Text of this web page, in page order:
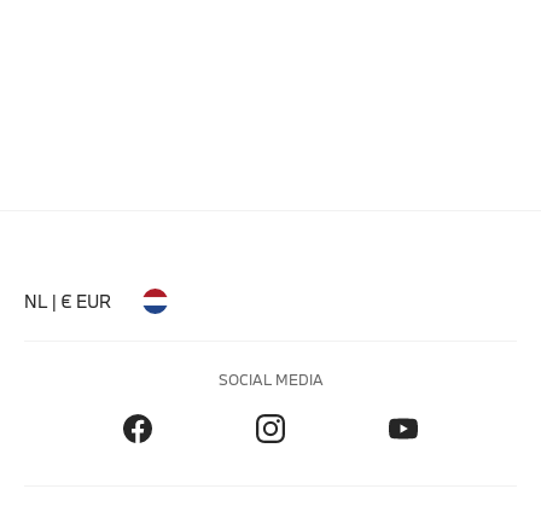
NL | € EUR
SOCIAL MEDIA